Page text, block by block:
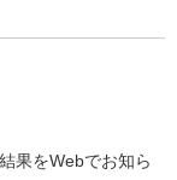
果をWebでお知ら